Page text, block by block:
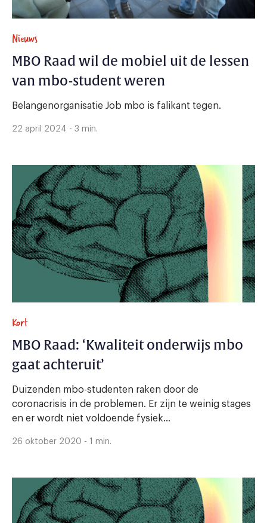
Nieuws
MBO Raad wil de mobiel uit de lessen
van mbo-student weren
Belangenorganisatie Job mbo is falikant tegen.
22 april 2024 - 3 min.
Kort
MBO Raad: ‘Kwaliteit onderwijs mbo
gaat achteruit’
Duizenden mbo-studenten raken door de
coronacrisis in de problemen. Er zijn te weinig stages
en er wordt niet voldoende fysiek...
26 oktober 2020 - 1 min.